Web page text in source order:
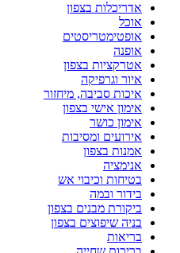
אדריכלות בצפון
אוכל
אופטימטריסטים
אופנה
אטרקציות בצפון
איור וגרפיקה
איכות סביבה, מיחזור
אימון אישי בצפון
אימון כושר
אירועים ומסיבות
אמנות בצפון
אנימציה
בטיחות וכיבוי אש
בידור ובמה
ביקורת מבנים בצפון
בניה שיפוצים בצפון
בריאות